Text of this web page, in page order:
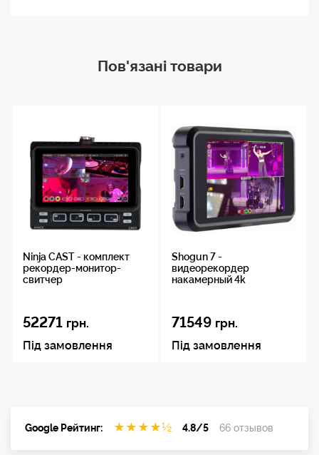
Пов'язані товари
Ninja CAST - комплект
рекордер-монитор-
свитчер
52271 грн.
Під замовлення
Shogun 7 -
видеорекордер
накамерный 4k
71549 грн.
Під замовлення
Google Рейтинг: ★ ★ ★ ★½ 4.8/5 66 отзывов